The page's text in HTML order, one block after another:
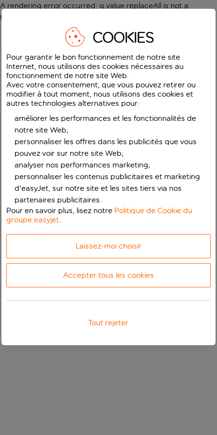
A rendering error occurred: g.value.replaceAll is not a
function
COOKIES
Pour garantir le bon fonctionnement de notre site
Internet, nous utilisons des cookies nécessaires au
fonctionnement de notre site Web.
Avec votre consentement, que vous pouvez retirer ou
modifier à tout moment, nous utilisons des cookies et
autres technologies alternatives pour:
améliorer les performances et les fonctionnalités de
notre site Web;
personnaliser les offres dans les publicités que vous
pouvez voir sur notre site Web;
analyser nos performances marketing;
personnaliser les contenus publicitaires et marketing
d'easyJet, sur notre site et les sites tiers via nos
partenaires publicitaires.
Pour en savoir plus, lisez notre Politique de Cookie du
groupe easyjet.
Laissez-moi choisir
Accepter tous les cookies
Tout rejeter